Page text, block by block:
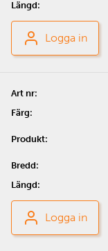
Logga in
Logga in